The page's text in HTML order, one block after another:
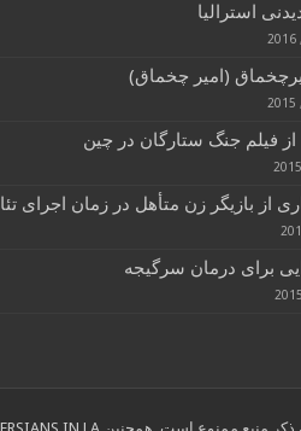
استرالیا
(امير چخماق)
از فیلم جنگ ستارگان در چین
از بازیگر زن متأهل در زمان اجرای تئا
برای درمان سرگیجه